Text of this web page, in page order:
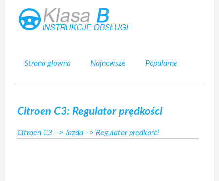
Strona glowna Najnowsze Popularne
Citroen C3: Regulator prędkości
Citroen C3 –>Jazda –> Regulator prędkości